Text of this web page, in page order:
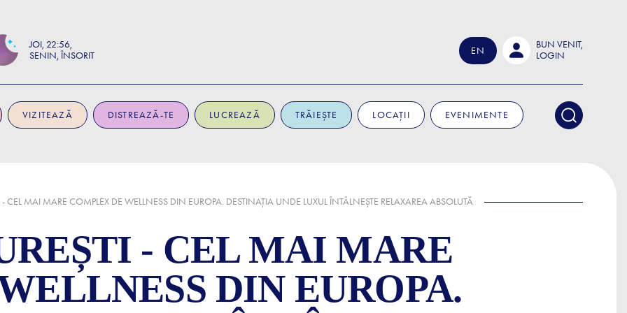
JOI 22:56
SENIN, ÎNSORIT
EN
BUN VENIT,
LOGIN
VIZITEAZĂ DISTREAZĂ-TE LUCREAZĂ TRĂIEȘTE LOCAȚII EVENIMENTE
- CEL MAI MARE COMPLEX DE WELLNESS DIN EUROPA. DESTINAȚIA UNDE LUXUL ÎNTÂLNEȘTE RELAXAREA ABSOLUTĂ
- CEL MAI MARE
DIN EUROPA.